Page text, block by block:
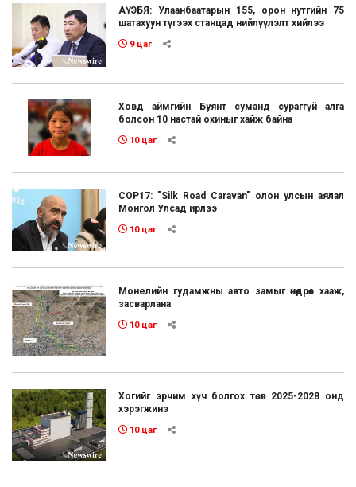
АҮЭБЯ: Улаанбаатарын 155, орон нутгийн 75
шатахуун түгээх станцад нийлүүлэлт хийлээ
9 цаг
Ховд аймгийн Буянт суманд сураггүй алга
болсон 10 настай охиныг хайж байна
10 цаг
COP17: "Silk Road Caravan" олон улсын аялал
Монгол Улсад ирлээ
10 цаг
Монелийн гудамжны авто замыг өнөөдрөөс хааж,
засварлана
10 цаг
Хогийг эрчим хүч болгох төсөл 2025-2028 онд
хэрэгжинэ
10 цаг